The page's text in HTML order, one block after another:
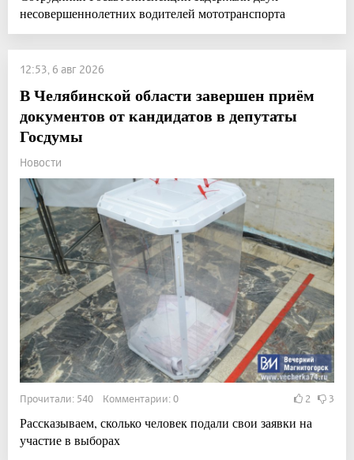
несовершеннолетних водителей мототранспорта
12:53, 6 авг 2026
В Челябинской области завершен приём
документов от кандидатов в депутаты
Госдумы
Новости
Прочитали: 540 Комментарии: 0 2 3
Рассказываем, сколько человек подали свои заявки на
участие в выборах